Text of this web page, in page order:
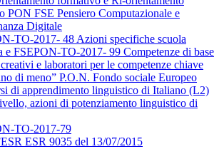
PON FSE Pensiero Computazionale e
Digitale
TO-2017- 48 Azioni specifiche scuola
e FSEPON-TO-2017- 99 Competenze di base
e laboratori per le competenze chiave
di meno” P.O.N. Fondo sociale Europeo
di apprendimento linguistico di Italiano (L2)
azioni di potenziamento linguistico di
TO-2017-79
ESR 9035 del 13/07/2015